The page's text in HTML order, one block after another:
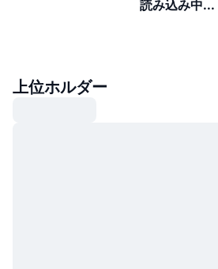
読み込み中...
上位ホルダー